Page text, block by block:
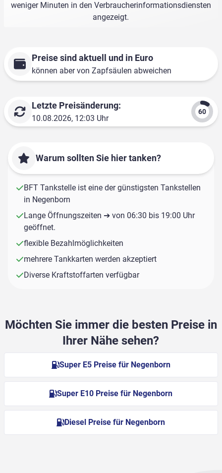
weniger Minuten in den Verbraucherinformationsdiensten
angezeigt.
Preise sind aktuell und in Euro
können aber von Zapfsäulen abweichen
Letzte Preisänderung:
10.08.2026, 12:03 Uhr
Warum sollten Sie hier tanken?
BFT Tankstelle ist eine der günstigsten Tankstellen
in Negenborn
Lange Öffnungszeiten ➔ von 06:30 bis 19:00 Uhr
geöffnet.
flexible Bezahlmöglichkeiten
mehrere Tankkarten werden akzeptiert
Diverse Kraftstoffarten verfügbar
Möchten Sie immer die besten Preise in
Ihrer Nähe sehen?
Super E5 Preise für Negenborn
Super E10 Preise für Negenborn
Diesel Preise für Negenborn